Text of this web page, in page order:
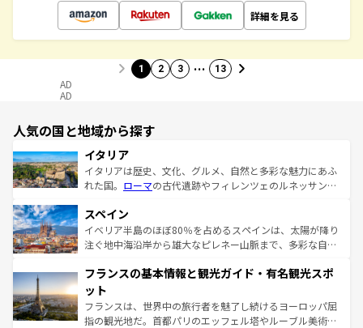
詳細を見る
1 2 3 … 13
AD
AD
人気の国と地域から探す
イタリア
イタリアは歴史、文化、グルメ、自然と多彩な魅力にあふ
れた国。 ローマの古代遺跡やフィレンツェのルネッサンス
ろん、トスカーナの美しい田園風景やアマルフィ海岸の絶
景など、自然景観も見逃せない。観光の合間には、本場の
ピザやパスタなど、絶品のイタリア料理を堪能することも
ませてくれるイタリアで、忘れられない旅をしてみよう！
なお、新着のイタリア情報は
しい。
スペイン
イベリア半島のほぼ80％を占めるスペインは、太陽が降り
注ぐ地中海沿岸から雄大なピレネー山脈まで、多彩な自然
文化が根付くこの国では、情熱的なフラメンコ、熱気あふ
れる闘牛、そして美味しいタパスが生活の一部となってい
る。首都マドリードの洗練された雰囲気や、バルセロナの
アートに溢れた街角から、地方では古代ローマ遺跡や中世
フランスの基本情報と観光ガイド・有名観光スポ
ット
フランスは、世界中の旅行者を魅了し続けるヨーロッパ屈
指の観光地だ。首都パリのエッフェル塔やルーブル美術館